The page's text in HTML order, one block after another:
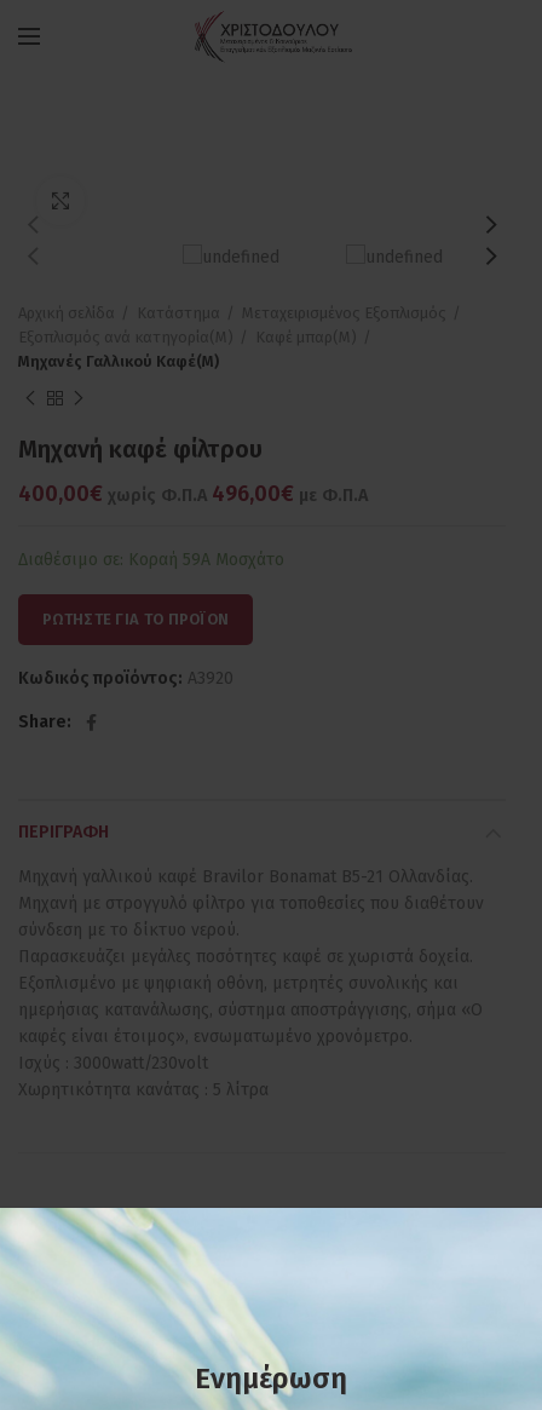
Μηχανές Γαλλικού Καφέ(M)
Μηχανή καφέ φίλτρου
400,00€ χωρίς Φ.Π.Α 496,00€ με Φ.Π.Α
Διαθέσιμο σε: Κοραή 59Α Μοσχάτο
ΡΩΤΗΣΤΕ ΓΙΑ ΤΟ ΠΡΟΪΟΝ
Κωδικός προϊόντος: Α3920
Share
ΠΕΡΙΓΡΑΦΉ
Μηχανή γαλλικού καφέ Bravilor Bonamat B5-21 Ολλανδίας.
Μηχανή με στρογγυλό φίλτρο για τοποθεσίες που διαθέτουν
σύνδεση με το δίκτυο νερού.
Παρασκευάζει μεγάλες ποσότητες καφέ σε χωριστά δοχεία.
Εξοπλισμένο με ψηφιακή οθόνη, μετρητές συνολικής και
ημερήσιας κατανάλωσης, σύστημα αποστράγγισης, σήμα «Ο
καφές είναι έτοιμος», ενσωματωμένο χρονόμετρο.
Ισχύς : 3000watt/230volt
Χωρητικότητα κανάτας : 5 λίτρα
ΣΧΕΤΙΚΆ ΠΡΟΪΌΝΤΑ
Μηχανή γαλλικού καφέ GCS
500,00€
χωρίς Φ.Π.Α 620,00€
Ενημέρωση